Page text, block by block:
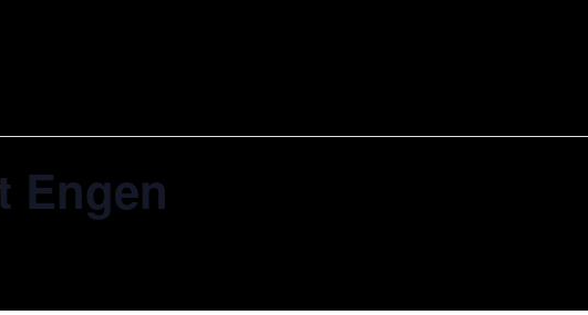
Engen